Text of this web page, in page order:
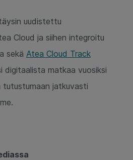
uudistettu
Cloud ja siihen integroitu
sekä Atea Cloud Track
digitaalista matkaa vuosiksi
tutustumaan jatkuvasti